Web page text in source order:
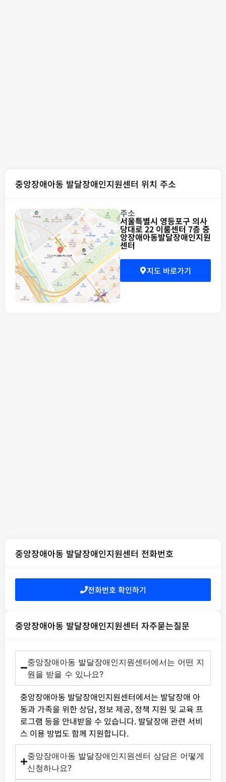
중앙장애아동 발달장애인지원센터 위치 주소
주소
서울특별시 영등포구 의사
당대로 22 이룸센터 7층 중
앙장애아동발달장애인지원
센터
지도 바로가기
중앙장애아동 발달장애인지원센터 전화번호
전화번호 확인하기
중앙장애아동 발달장애인지원센터 자주묻는질문
중앙장애아동 발달장애인지원센터에서는 어떤 지
원을 받을 수 있나요?
중앙장애아동 발달장애인지원센터에서는 발달장애 아
동과 가족을 위한 상담, 정보 제공, 정책 지원 및 교육 프
로그램 등을 안내받을 수 있습니다. 발달장애 관련 서비
스 이용 방법도 함께 지원합니다.
중앙장애아동 발달장애인지원센터 상담은 어떻게
신청하나요?